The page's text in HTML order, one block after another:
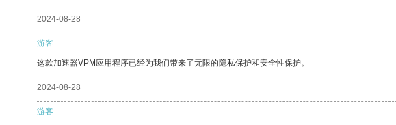
2024-08-28
游客
这款加速器VPM应用程序已经为我们带来了无限的隐私保护和安全性保护。
2024-08-28
游客